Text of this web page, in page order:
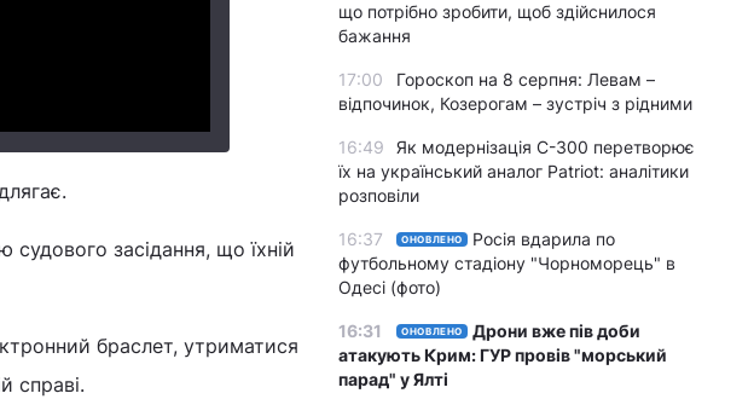
засідання, що їхній
браслет, утриматися
справі.
що потрібно зробити, щоб здійснилося
бажання
17:00
Гороскоп на 8 серпня: Левам –
відпочинок, Козерогам – зустріч з рідними
16:49
Як модернізація С-300 перетворює
їх на український аналог Patriot: аналітики
розповіли
16:37 ОНОВЛЕНО
Росія вдарила по
футбольному стадіону "Чорноморець" в
Одесі (фото)
16:31 ОНОВЛЕНО
Дрони вже пів доби
атакують Крим: ГУР провів "морський
парад" у Ялті